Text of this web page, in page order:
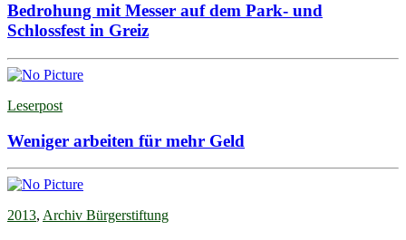
Bedrohung mit Messer auf dem Park- und
Schlossfest in Greiz
Leserpost
Weniger arbeiten für mehr Geld
2013, Archiv Bürgerstiftung